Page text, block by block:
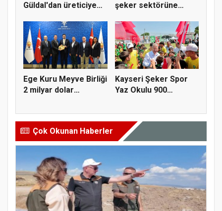
Güldal'dan üreticiye
şeker sektörüne
Ege Kuru Meyve Birliği
2 milyar dolar
Kayseri Şeker Spor
Yaz Okulu 900
Çok Okunan Haberler